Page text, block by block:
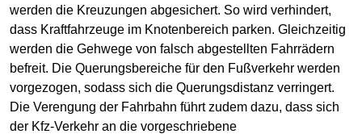
werden die Kreuzungen abgesichert. So wird verhindert,
dass Kraftfahrzeuge im Knotenbereich parken. Gleichzeitig
werden die Gehwege von falsch abgestellten Fahrrädern
befreit. Die Querungsbereiche für den Fußverkehr werden
vorgezogen, sodass sich die Querungsdistanz verringert.
Die Verengung der Fahrbahn führt zudem dazu, dass sich
der Kfz-Verkehr an die vorgeschriebene